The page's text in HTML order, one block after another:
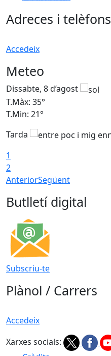
Adreces i telèfons
Accedeix
Meteo
Dissabte, 8 d’agost
T.Màx: 35°
T.Min: 21°
Tarda
1
2
AnteriorSegüent
Butlletí digital
Subscriu-te
Plànol / Carrers
Accedeix
Xarxes socials: